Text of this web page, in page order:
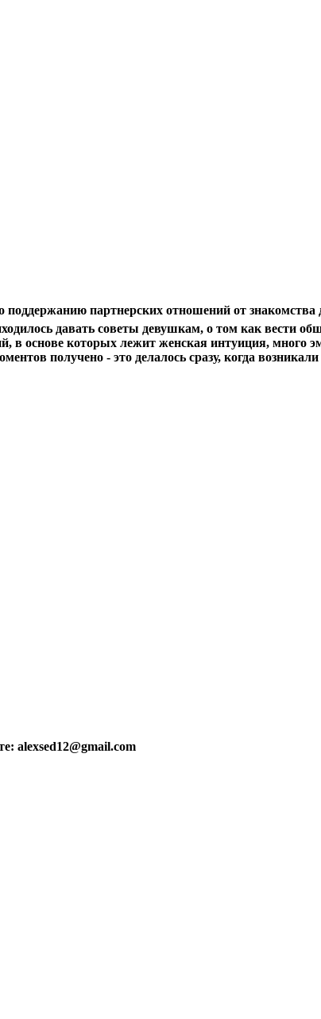
партнерских отношений от знакомства
давать советы девушкам, о том как вести
в основе которых лежит женская интуиция, много
получено - это делалось сразу, когда
alexsed12@gmail.com